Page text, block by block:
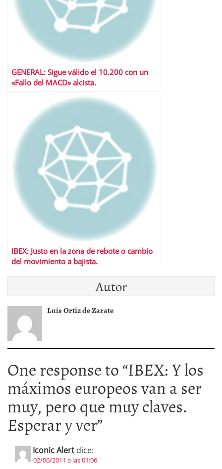
GENERAL: Sigue válido el 10.200 con un
«Fallo del MACD» alcista.
IBEX: Justo en la zona de rebote o cambio
del movimiento a bajista.
Autor
Luis Ortiz de Zarate
One response to “IBEX: Y los
máximos europeos van a ser
muy, pero que muy claves.
Esperar y ver”
Iconic Alert dice:
02/06/2011 a las 01:06